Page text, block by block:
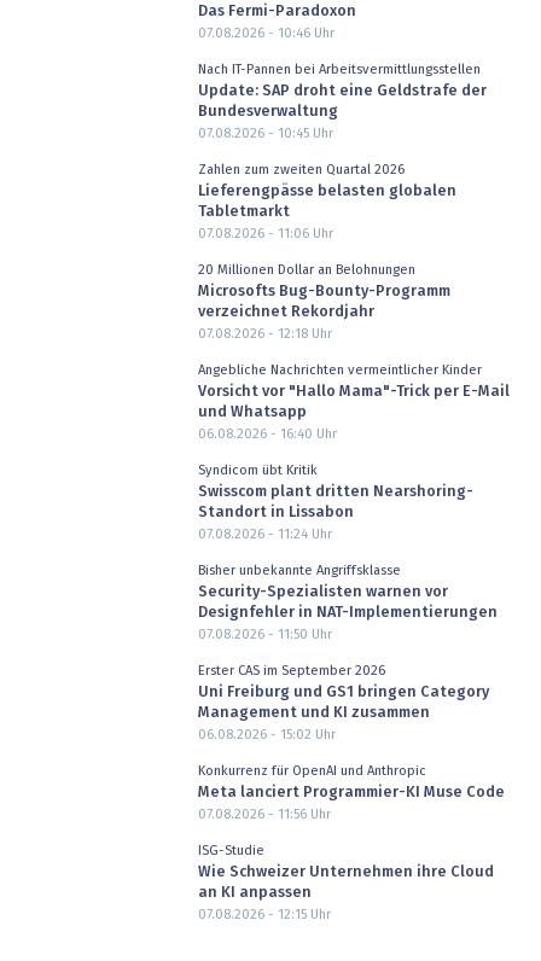
Das Fermi-Paradoxon
07.08.2026 - 10:46Uhr
Nach IT-Pannen bei Arbeitsvermittlungsstellen
Update: SAP droht eine Geldstrafe der
Bundesverwaltung
07.08.2026 - 10:45Uhr
Zahlen zum zweiten Quartal 2026
Lieferengpässe belasten globalen
Tabletmarkt
07.08.2026 - 11:06Uhr
20 Millionen Dollar an Belohnungen
Microsofts Bug-Bounty-Programm
verzeichnet Rekordjahr
07.08.2026 - 12:18Uhr
Angebliche Nachrichten vermeintlicher Kinder
Vorsicht vor "Hallo Mama"-Trick per E-Mail
und Whatsapp
06.08.2026 - 16:40 Uhr
Syndicom übt Kritik
Swisscom plant dritten Nearshoring-
Standort in Lissabon
07.08.2026 - 11:24Uhr
Bisher unbekannte Angriffsklasse
Security-Spezialisten warnen vor
Designfehler in NAT-Implementierungen
07.08.2026 - 11:50 Uhr
Erster CAS im September 2026
Uni Freiburg und GS1 bringen Category
Management und KI zusammen
06.08.2026 - 15:02 Uhr
Konkurrenz für OpenAI und Anthropic
Meta lanciert Programmier-KI Muse Code
07.08.2026 - 11:56Uhr
ISG-Studie
Wie Schweizer Unternehmen ihre Cloud
an KI anpassen
07.08.2026 - 12:15Uhr